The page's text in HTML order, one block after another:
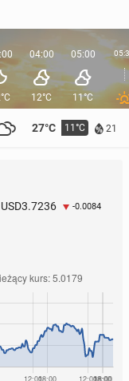
27°C 11°C 21
04:00
12°C
05:00
11°C
USD3.7236 -0.0084